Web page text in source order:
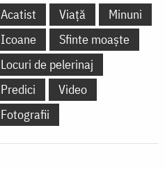
Acatist Viață
Minuni
Icoane
Sfinte moaște
Locuri de pelerinaj
Predici
Video
Fotografii